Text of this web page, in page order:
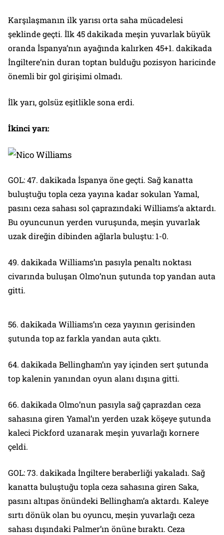
Karşılaşmanın ilk yarısı orta saha mücadelesi
şeklinde geçti. İlk 45 dakikada meşin yuvarlak büyük
oranda İspanya’nın ayağında kalırken 45+1. dakikada
İngiltere’nin duran toptan bulduğu pozisyon haricinde
önemli bir gol girişimi olmadı.
İlk yarı, golsüz eşitlikle sona erdi.
İkinci yarı:
GOL: 47. dakikada İspanya öne geçti. Sağ kanatta
buluştuğu topla ceza yayına kadar sokulan Yamal,
pasını ceza sahası sol çaprazındaki Williams’a aktardı.
Bu oyuncunun yerden vuruşunda, meşin yuvarlak
uzak direğin dibinden ağlarla buluştu: 1-0.
49. dakikada Williams’ın pasıyla penaltı noktası
civarında buluşan Olmo’nun şutunda top yandan auta
gitti.
56. dakikada Williams’ın ceza yayının gerisinden
şutunda top az farkla yandan auta çıktı.
64. dakikada Bellingham’ın yay içinden sert şutunda
top kalenin yanından oyun alanı dışına gitti.
66. dakikada Olmo’nun pasıyla sağ çaprazdan ceza
sahasına giren Yamal’ın yerden uzak köşeye şutunda
kaleci Pickford uzanarak meşin yuvarlağı kornere
çeldi.
GOL: 73. dakikada İngiltere beraberliği yakaladı. Sağ
kanatta buluştuğu topla ceza sahasına giren Saka,
pasını altıpas önündeki Bellingham’a aktardı. Kaleye
sırtı dönük olan bu oyuncu, meşin yuvarlağı ceza
sahası dışındaki Palmer’ın önüne bıraktı. Ceza